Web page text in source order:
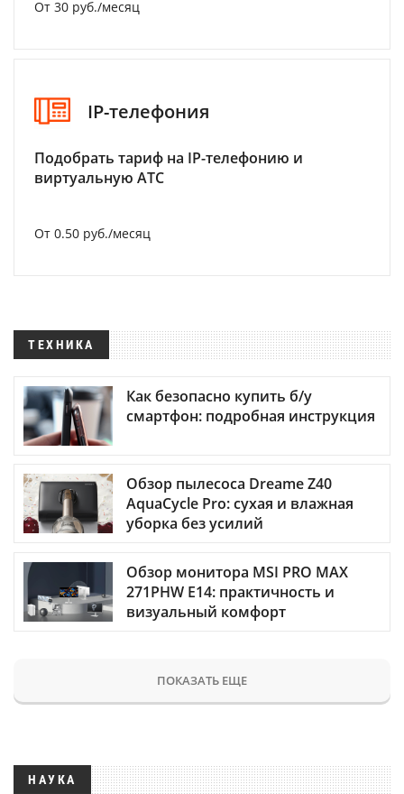
От 30 руб./месяц
IP-телефония
Подобрать тариф на IP-телефонию и
виртуальную АТС
От 0.50 руб./месяц
ТЕХНИКА
Как безопасно купить б/у
смартфон: подробная инструкция
Обзор пылесоса Dreame Z40
AquaCycle Pro: сухая и влажная
уборка без усилий
Обзор монитора MSI PRO MAX
271PHW E14: практичность и
визуальный комфорт
ПОКАЗАТЬ ЕЩЕ
НАУКА